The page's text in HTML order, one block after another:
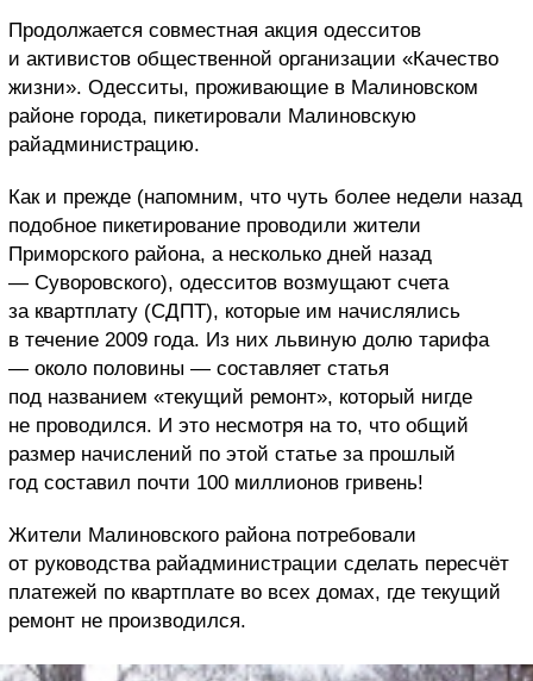
Продолжается совместная акция одесситов
и активистов общественной организации «Качество
жизни». Одесситы, проживающие в Малиновском
районе города, пикетировали Малиновскую
райадминистрацию.
Как и прежде (напомним, что чуть более недели назад
подобное пикетирование проводили жители
Приморского района, а несколько дней назад
— Суворовского), одесситов возмущают счета
за квартплату (СДПТ), которые им начислялись
в течение 2009 года. Из них львиную долю тарифа
— около половины — составляет статья
под названием «текущий ремонт», который нигде
не проводился. И это несмотря на то, что общий
размер начислений по этой статье за прошлый
год составил почти 100 миллионoв гривень!
Жители Малиновского района потребовали
от руководства райадминистрации сделать пересчёт
платежей по квартплате во всех домах, где текущий
ремонт не производился.